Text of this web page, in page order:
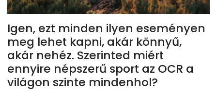
Igen, ezt minden ilyen eseményen
meg lehet kapni, akár könnyű,
akár nehéz. Szerinted miért
ennyire népszerű sport az OCR a
világon szinte mindenhol?